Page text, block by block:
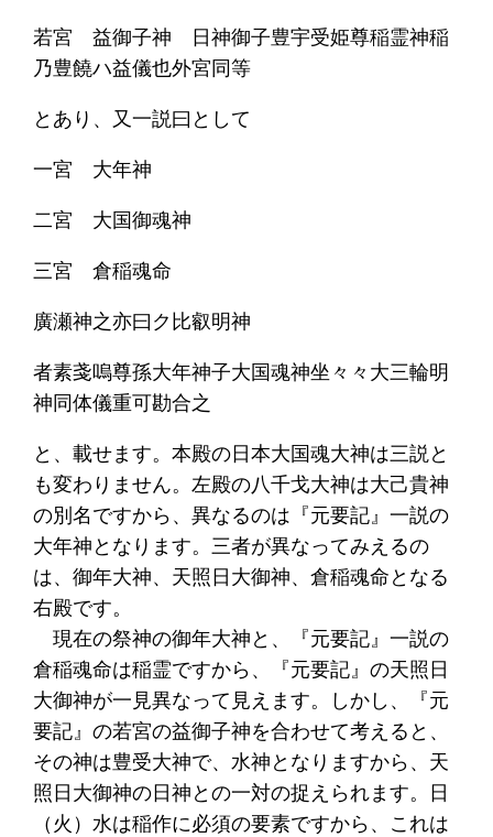
若宮 益御子神 日神御子豊宇受姫尊稲霊神稲
乃豊饒ハ益儀也外宮同等
とあり、又一説曰として
一宮 大年神
二宮 大国御魂神
三宮 倉稲魂命
廣瀬神之亦曰ク比叡明神
者素戔嗚尊孫大年神子大国魂神坐々々大三輪明
神同体儀重可勘合之
と、載せます。本殿の日本大国魂大神は三説と
も変わりません。左殿の八千戈大神は大己貴神
の別名ですから、異なるのは『元要記』一説の
大年神となります。三者が異なってみえるの
は、御年大神、天照日大御神、倉稲魂命となる
右殿です。
現在の祭神の御年大神と、『元要記』一説の
倉稲魂命は稲霊ですから、『元要記』の天照日
大御神が一見異なって見えます。しかし、『元
要記』の若宮の益御子神を合わせて考えると、
その神は豊受大神で、水神となりますから、天
照日大御神の日神との一対の捉えられます。日
（火）水は稲作に必須の要素ですから、これは